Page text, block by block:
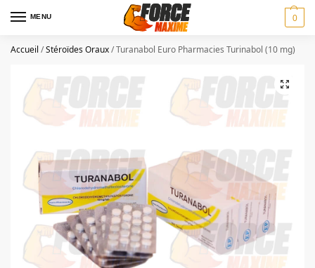
MENU 0
Accueil /Stéroïdes Oraux/Turanabol Euro Pharmacies Turinabol (10 mg)